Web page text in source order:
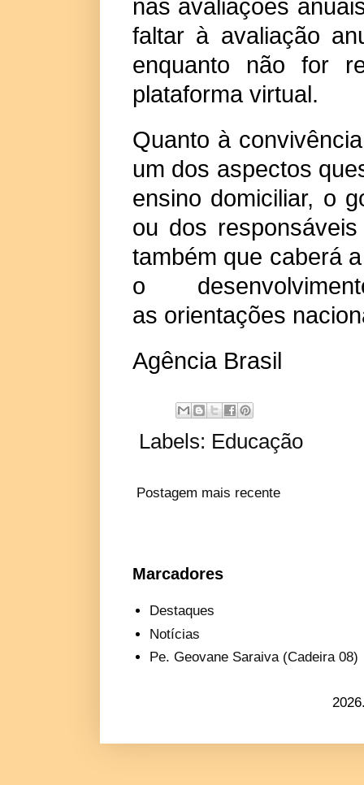
nas avaliações
faltar à avaliação
enquanto não for
plataforma virtual.
Quanto à
um dos aspectos
ensino domiciliar, o
ou dos
também que caberá
o
as orientações
Agência Brasil
Labels: Educação
Postagem mais recente
Marcadores
Destaques
Notícias
Pe. Geovane Saraiva (Cadeira 08)